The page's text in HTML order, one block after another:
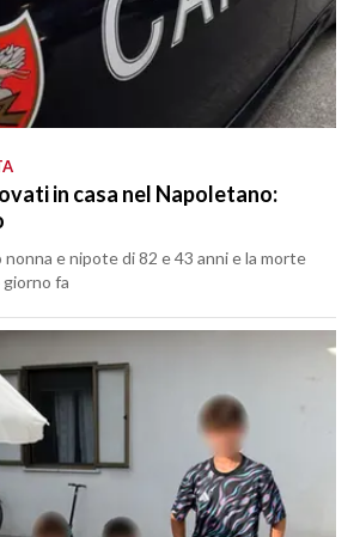
in casa nel Napoletano:
e nipote di 82 e 43 anni e la morte
fa